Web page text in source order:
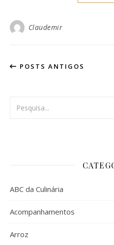
Claudemir
POSTS ANTIGOS
ABC da Culinária
Acompanhamentos
Arroz